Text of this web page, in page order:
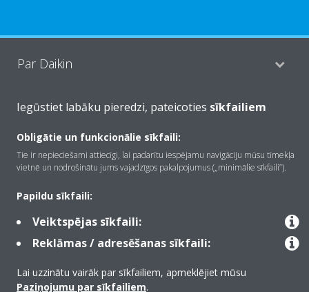
Par Daikin
Risinājumi
Kontaktinformācija
Produkti
Copyright © Daikin
Iegūstiet labāku pieredzi, pateicoties sīkfailiem
Obligātie un funkcionālie sīkfaili:
Tie ir nepieciešami attiecīgi, lai padarītu iespējamu navigāciju mūsu tīmekļa
vietnē un nodrošinātu jums vajadzīgos pakalpojumus („minimālie sīkfaili”).
Papildu sīkfaili:
Veiktspējas sīkfaili:
Reklāmas / adresēšanas sīkfaili:
Lai uzzinātu vairāk par sīkfailiem, apmeklējiet mūsu
Paziņojumu par sīkfailiem.